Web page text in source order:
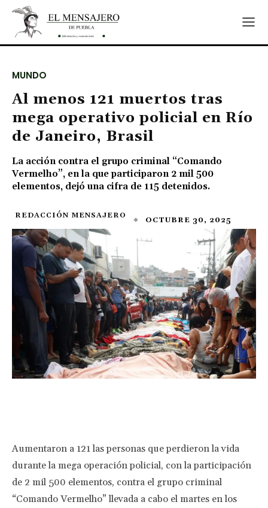
MUNDO
Al menos 121 muertos tras
mega operativo policial en Río
de Janeiro, Brasil
La acción contra el grupo criminal “Comando
Vermelho”, en la que participaron 2 mil 500
elementos, dejó una cifra de 115 detenidos.
REDACCIÓN MENSAJERO OCTUBRE 30, 2025
Aumentaron a 121 las personas que perdieron la vida
durante la mega operación policial, con la participación
de 2 mil 500 elementos, contra el grupo criminal
“Comando Vermelho” llevada a cabo el martes en los